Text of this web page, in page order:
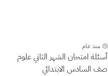
منذ عام
أسئلة امتحان الشهر الثاني علوم
صف السادس الابتدائي